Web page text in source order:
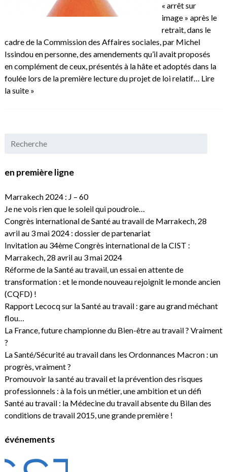
« arrêt sur
image » après le
retrait, dans le
cadre de la Commission des Affaires sociales, par Michel
Issindou en personne, des amendements qu’il avait proposés
en complément de ceux, présentés à la hâte et adoptés dans la
foulée lors de la première lecture du projet de loi relatif… Lire
la suite »
en première ligne
Marrakech 2024 : J – 60
Je ne vois rien que le soleil qui poudroie…
Congrès international de Santé au travail de Marrakech, 28
avril au 3 mai 2024 : dossier de partenariat
Invitation au 34ème Congrès international de la CIST :
Marrakech, 28 avril au 3 mai 2024
Réforme de la Santé au travail, un essai en attente de
transformation : et le monde nouveau rejoignit le monde ancien
(CQFD) !
Rapport Lecocq sur la Santé au travail : gare au grand méchant
flou…
La France, future championne du Bien-être au travail ? Vraiment
?
La Santé/Sécurité au travail dans les Ordonnances Macron : un
progrès, vraiment ?
Promouvoir la santé au travail et la prévention des risques
professionnels : à la fois un métier, une ambition et un défi
Santé au travail : la Médecine du travail absente du Bilan des
conditions de travail 2015, une grande première !
événements